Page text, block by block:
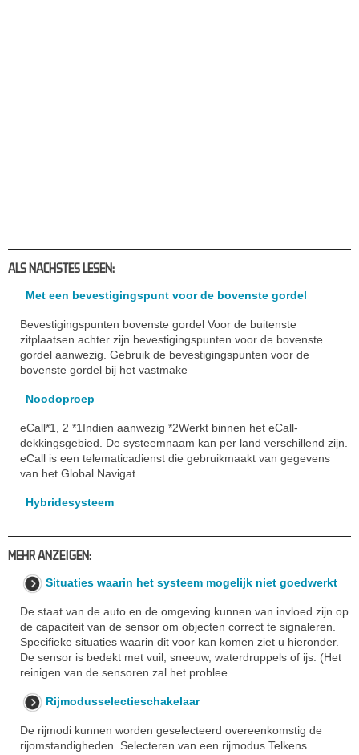
ALS NACHSTES LESEN:
Met een bevestigingspunt voor de bovenste gordel
Bevestigingspunten bovenste gordel Voor de buitenste
zitplaatsen achter zijn bevestigingspunten voor de bovenste
gordel aanwezig. Gebruik de bevestigingspunten voor de
bovenste gordel bij het vastmake
Noodoproep
eCall*1, 2 *1Indien aanwezig *2Werkt binnen het eCall-
dekkingsgebied. De systeemnaam kan per land verschillend zijn.
eCall is een telematicadienst die gebruikmaakt van gegevens
van het Global Navigat
Hybridesysteem
MEHR ANZEIGEN:
Situaties waarin het systeem mogelijk niet goedwerkt
De staat van de auto en de omgeving kunnen van invloed zijn op
de capaciteit van de sensor om objecten correct te signaleren.
Specifieke situaties waarin dit voor kan komen ziet u hieronder.
De sensor is bedekt met vuil, sneeuw, waterdruppels of ijs. (Het
reinigen van de sensoren zal het problee
Rijmodusselectieschakelaar
De rijmodi kunnen worden geselecteerd overeenkomstig de
rijomstandigheden. Selecteren van een rijmodus Telkens